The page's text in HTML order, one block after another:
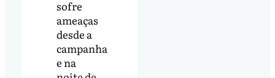
sofre
ameaças
desde a
campanha
e na